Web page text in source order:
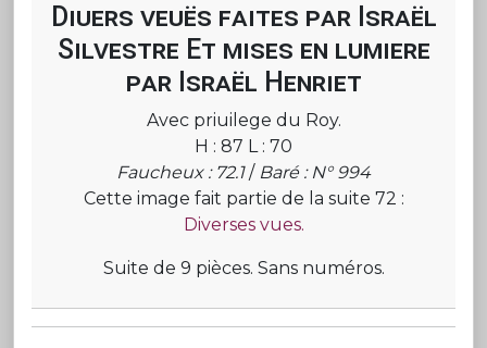
Diuers veuës faites par Israël
Silvestre Et mises en lumiere
par Israël Henriet
Avec priuilege du Roy.
H : 87 L : 70
Faucheux : 72.1/ Baré : N° 994
Cette image fait partie de la suite 72 :
Diverses vues.
Suite de 9 pièces. Sans numéros.